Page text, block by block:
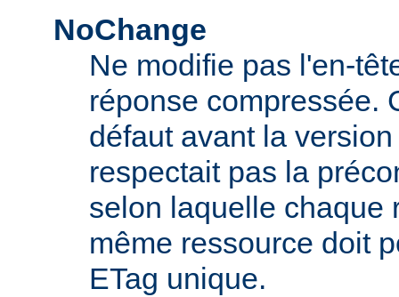
NoChange
Ne modifie pas l'en-
réponse compressée.
défaut avant la
respectait pas la
selon laquelle chaque
même ressource doit
ETag unique.